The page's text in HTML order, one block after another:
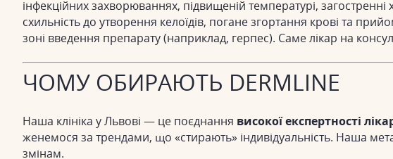
інфекційних захворюваннях, підвищеній температурі,
схильність до утворення келоїдів, погане згортання крові та
зоні введення препарату (наприклад, герпес). Саме лікар на
ЧОМУ ОБИРАЮТЬ DERMLINE
Наша клініка у Львові — це поєднання високої експертності
женемося за трендами, що «стирають» індивідуальність. Наша
змінам.